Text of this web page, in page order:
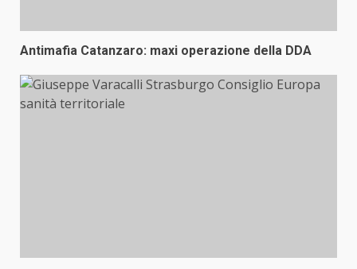
Antimafia Catanzaro: maxi operazione della DDA